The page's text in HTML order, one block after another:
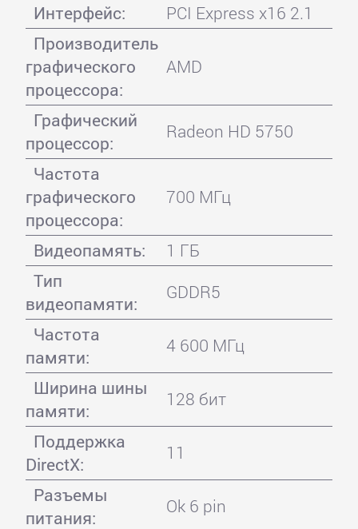
Интерфейс:
PCI Express x16 2.1
Производитель
графического
процессора:
AMD
Графический
процессор:
Radeon HD 5750
Частота
графического
процессора:
700 МГц
Видеопамять:
1 ГБ
Тип
видеопамяти:
GDDR5
Частота
памяти:
4 600 МГц
Ширина шины
памяти:
128 бит
Поддержка
DirectX:
11
Разъемы
питания:
Ok 6 pin